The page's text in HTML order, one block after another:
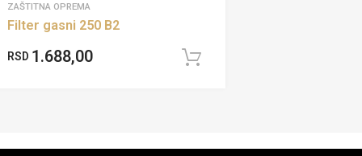
ZAŠTITNA OPREMA
Filter gasni 250 B2
RSD 1.688,00